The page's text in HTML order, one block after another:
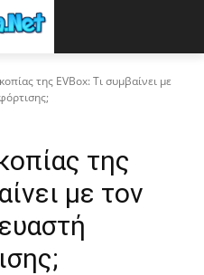
της EVBox: Τι συμβαίνει με
της
με τον